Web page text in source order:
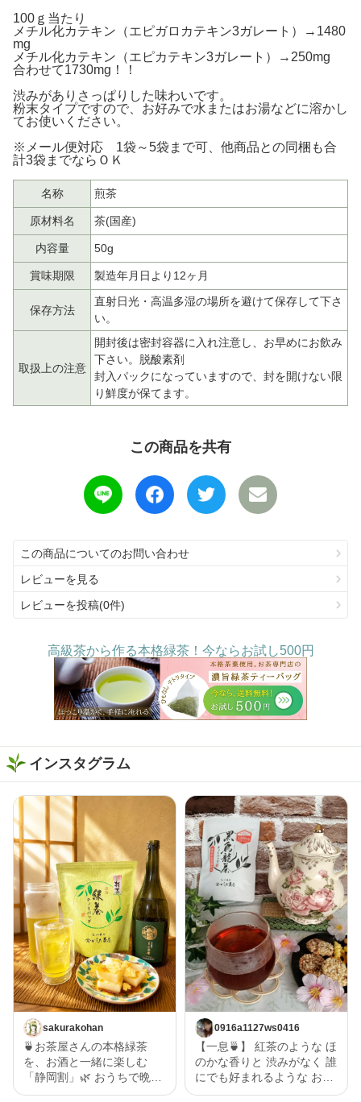
100ｇ当たり
メチル化カテキン（エピガロカテキン3ガレート）→1480
mg
メチル化カテキン（エピカテキン3ガレート）→250mg
合わせて1730mg！！
渋みがありさっぱりした味わいです。
粉末タイプですので、お好みで水またはお湯などに溶かし
てお使いください。
※メール便対応 1袋～5袋まで可、他商品との同梱も合
計3袋までならＯＫ
名称 煎茶
原材料名 茶(国産)
内容量 50g
賞味期限 製造年月日より12ヶ月
保存方法
直射日光・高温多湿の場所を避けて保存して下さ
い。
取扱上の注意
開封後は密封容器に入れ注意し、お早めにお飲み
下さい。脱酸素剤
封入パックになっていますので、封を開けない限
り鮮度が保てます。
この商品を共有
この商品についてのお問い合わせ
レビューを見る
レビューを投稿(0件)
高級茶から作る本格緑茶！今ならお試し500円
インスタグラム
sakurakohan
🍵お茶屋さんの本格緑茶
を、お酒と一緒に楽しむ
「静岡割」🌿 おうちで晩酌
を楽しむなら、お酒だけじ
0916a1127ws0416
【一息🍵】 紅茶のような ほ
のかな香りと 渋みがなく 誰
にでも好まれるような お茶
で一息🍵 黒烏龍なので 和食